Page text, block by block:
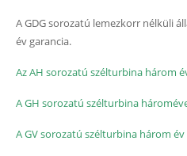
A GDG sorozatú lemezkorr nélküli
év garancia.
Az AH sorozatú szélturbina három
A GH sorozatú szélturbina
A GV sorozatú szélturbina három év